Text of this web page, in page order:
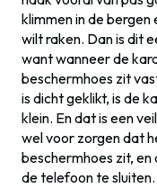
klimmen in de
wilt raken. Dan is dit
want wanneer de
beschermhoes zit
is dicht geklikt, is de
klein. En dat is een
wel voor zorgen dat
beschermhoes zit,
de telefoon te sluiten.